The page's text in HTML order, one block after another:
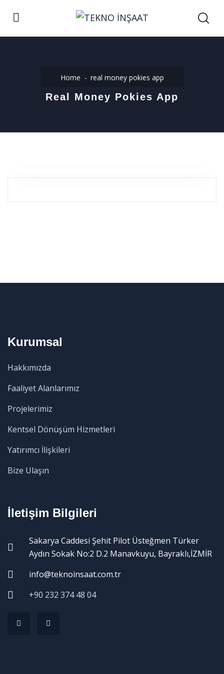
Home real money pokies app
Real Money Pokies App
Kurumsal
Hakkımızda
Faaliyet Alanlarımız
Projelerimiz
Kentsel Dönüşüm Hizmetleri
Yatırımcı İlişkileri
Bize Ulaşın
İletişim Bilgileri
Sakarya Caddesi Şehit Pilot Üsteğmen Türker
Aydın Sokak No:2 D.2 Manavkuyu, Bayraklı,İZMİR
info@teknoinsaat.com.tr
+90 232 374 48 04